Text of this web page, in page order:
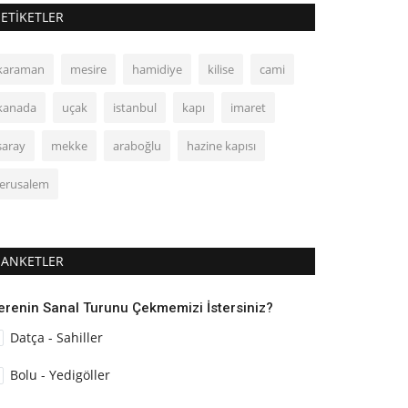
ETIKETLER
mesire hamidiye kilise cami
uçak istanbul kapı imaret
mekke araboğlu hazine kapısı
ANKETLER
Sanal Turunu Çekmemizi İstersiniz?
Datça - Sahiller
Bolu - Yedigöller